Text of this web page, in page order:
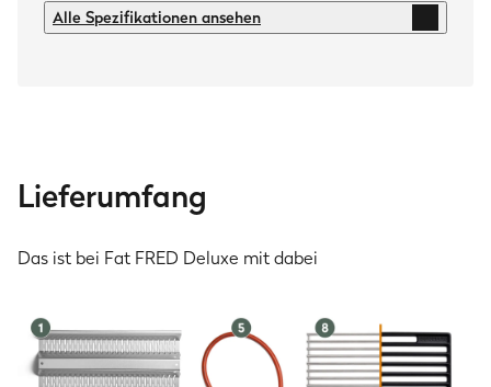
Brenner & Leistung
Infrarot-Keramik-Heckbrenner
3.2 kW
Seitenkochfeld
3 kW
27.2 kW
Alle Spezifikationen ansehen
Lieferumfang
Das ist bei Fat FRED Deluxe mit dabei